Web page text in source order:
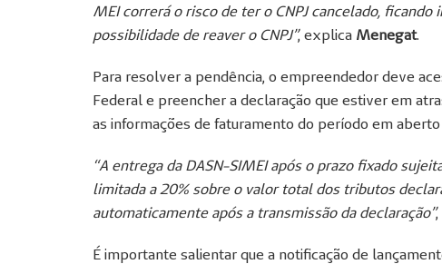
MEI correrá o risco de ter o CNPJ cancelado,
possibilidade de reaver o CNPJ”, explica Menegat.
Para resolver a pendência, o empreendedor deve
Federal e preencher a declaração que estiver em
as informações de faturamento do período em
“A entrega da DASN-SIMEI após o prazo fixado
limitada a 20% sobre o valor total dos tributos
automaticamente após a transmissão da declaração”
É importante salientar que a notificação de